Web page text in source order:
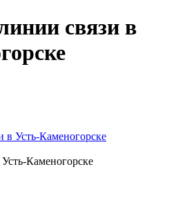
связи в
в Усть-Каменогорске
Каменогорске